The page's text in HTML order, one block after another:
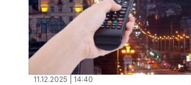
11.12.2025 | 14:40